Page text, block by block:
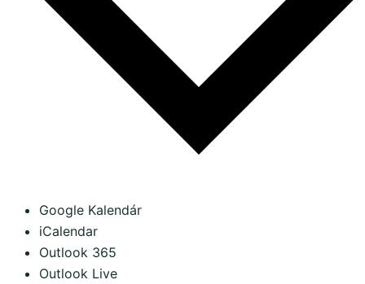
Google Kalendár
iCalendar
Outlook 365
Outlook Live